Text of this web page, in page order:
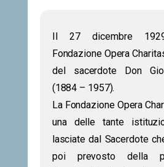
Il 27 dicembre
Fondazione Opera
del sacerdote Don
(1884 – 1957).
La Fondazione Opera
una delle tante
lasciate dal Sacerdote
poi prevosto della